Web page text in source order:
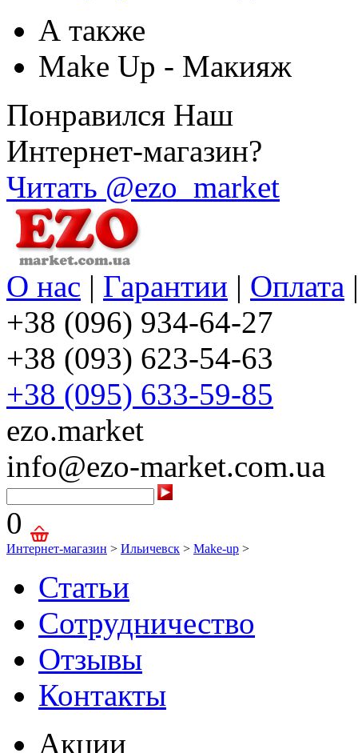
А также
Make Up - Макияж
Понравился Наш
Интернет-магазин?
Читать @ezo_market
О нас | Гарантии | Оплата
+38 (096) 934-64-27
+38 (093) 623-54-63
+38 (095) 633-59-85
ezo.market
info@ezo-market.com.ua
0
Интернет-магазин > Ильичевск > Make-up >
Статьи
Сотрудничество
Отзывы
Контакты
Акции